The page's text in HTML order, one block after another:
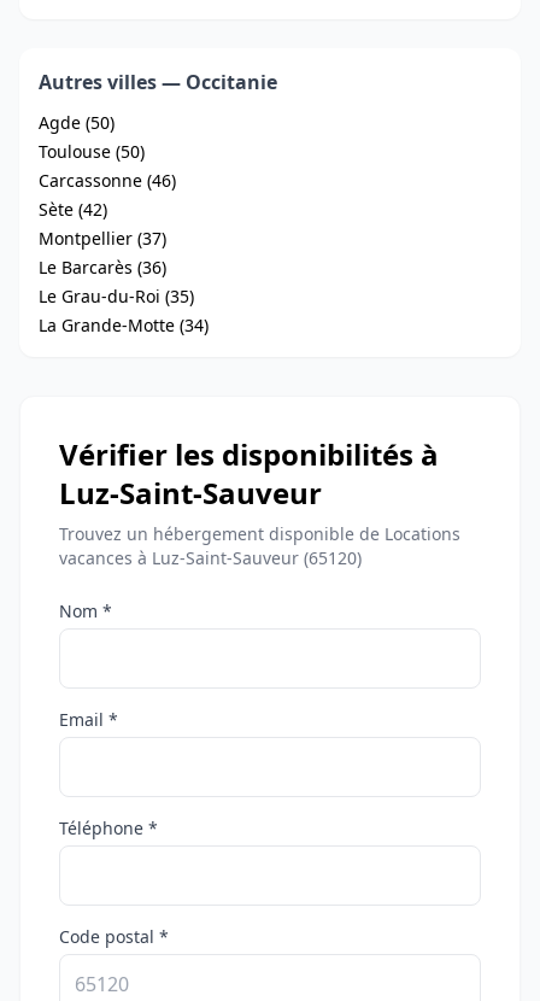
Autres villes — Occitanie
Agde (50)
Toulouse (50)
Carcassonne (46)
Sète (42)
Montpellier (37)
Le Barcarès (36)
Le Grau-du-Roi (35)
La Grande-Motte (34)
Vérifier les disponibilités à
Luz-Saint-Sauveur
Trouvez un hébergement disponible de Locations
vacances à Luz-Saint-Sauveur (65120)
Nom *
Email *
Téléphone *
Code postal *